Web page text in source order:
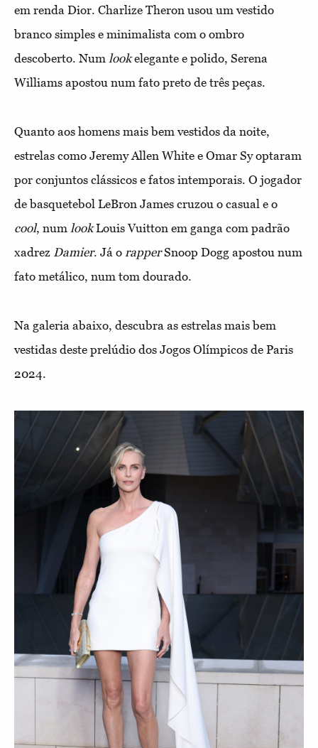
em renda Dior. Charlize Theron usou um vestido
branco simples e minimalista com o ombro
descoberto. Num lookelegante e polido, Serena
Williams apostou num fato preto de três peças.
Quanto aos homens mais bem vestidos da noite,
estrelas como Jeremy Allen White e Omar Sy optaram
por conjuntos clássicos e fatos intemporais. O jogador
de basquetebol LeBron James cruzou o casual e o
cool, num lookLouis Vuitton em ganga com padrão
xadrez Damier. Já o rapperSnoop Dogg apostou num
fato metálico, num tom dourado.
Na galeria abaixo, descubra as estrelas mais bem
vestidas deste prelúdio dos Jogos Olímpicos de Paris
2024.